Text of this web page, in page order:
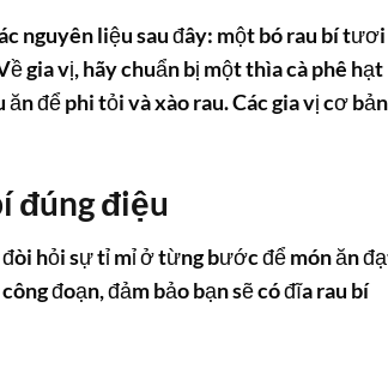
nguyên liệu sau đây: một bórau bítươi
gia vị, hãy chuẩn bị một thìa cà phê hạt
để phi tỏi và xào rau. Các gia vị cơ bản
đúng điệu
hỏi sự tỉ mỉ ở từng bước để món ăn
đoạn, đảm bảo bạn sẽ có đĩarau bí